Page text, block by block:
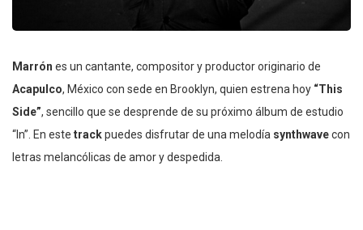
Marrón es un cantante, compositor y productor originario de
Acapulco, México con sede en Brooklyn, quien estrena hoy “This
Side”, sencillo que se desprende de su próximo álbum de estudio
“In”. En este trackpuedes disfrutar de una melodía synthwavecon
letras melancólicas de amor y despedida.